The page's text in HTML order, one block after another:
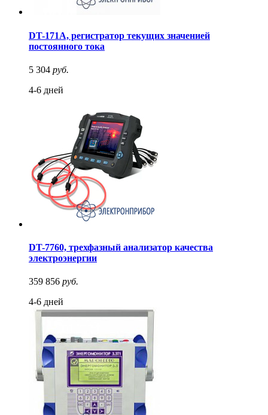
DT-171A, регистратор текущих значенией
постоянного тока
5 304 руб.
4-6 дней
DT-7760, трехфазный анализатор качества
электроэнергии
359 856 руб.
4-6 дней